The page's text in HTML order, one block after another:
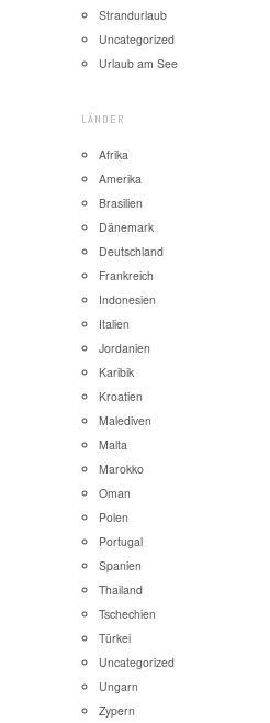
Strandurlaub
Uncategorized
Urlaub am See
LÄNDER
Afrika
Amerika
Brasilien
Dänemark
Deutschland
Frankreich
Indonesien
Italien
Jordanien
Karibik
Kroatien
Malediven
Malta
Marokko
Oman
Polen
Portugal
Spanien
Thailand
Tschechien
Türkei
Uncategorized
Ungarn
Zypern